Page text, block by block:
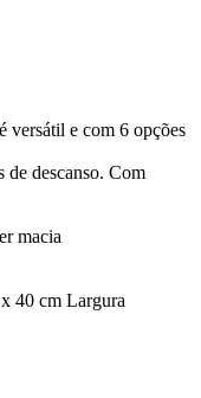
versátil e com 6 opções
de descanso. Com
macia
40 cm Largura